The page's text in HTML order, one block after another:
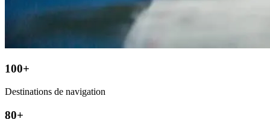
100+
Destinations de navigation
80+